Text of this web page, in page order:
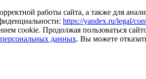
работы сайта, а также для
https://yandex.ru/legal/
cookie. Продолжая пользоваться
данных. Вы можете